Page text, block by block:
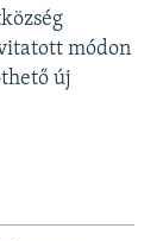
módon
új